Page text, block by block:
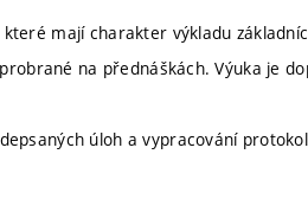
mají charakter výkladu
na přednáškách. Výuka je
úloh a vypracování